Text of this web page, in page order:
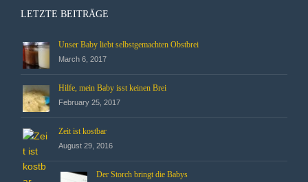
LETZTE BEITRÄGE
Unser Baby liebt selbstgemachten Obstbrei
March 6, 2017
Hilfe, mein Baby isst keinen Brei
February 25, 2017
Zeit ist kostbar
August 29, 2016
Der Storch bringt die Babys